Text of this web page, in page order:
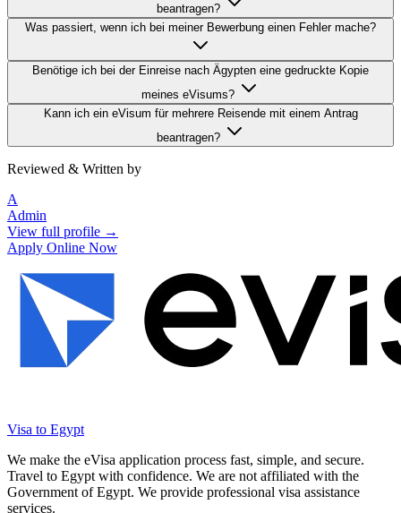
beantragen?
Was passiert, wenn ich bei meiner Bewerbung einen Fehler mache?
Benötige ich bei der Einreise nach Ägypten eine gedruckte Kopie
meines eVisums?
Kann ich ein eVisum für mehrere Reisende mit einem Antrag
beantragen?
Reviewed & Written by
A
Admin
View full profile →
Apply Online Now
Visa to Egypt
We make the eVisa application process fast, simple, and secure.
Travel to Egypt with confidence. We are not affiliated with the
Government of Egypt. We provide professional visa assistance
services.